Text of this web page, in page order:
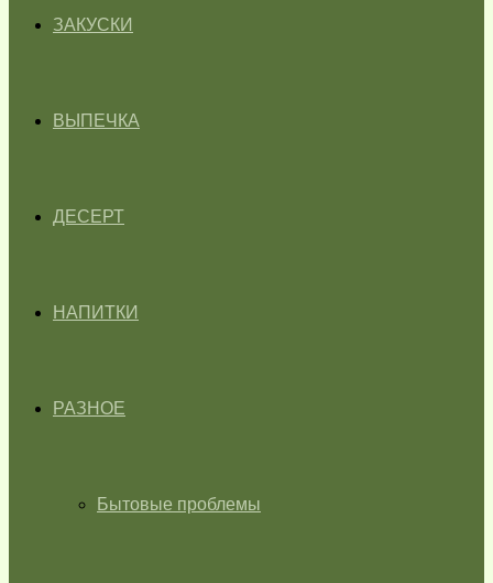
ЗАКУСКИ
ВЫПЕЧКА
ДЕСЕРТ
НАПИТКИ
РАЗНОЕ
Бытовые проблемы